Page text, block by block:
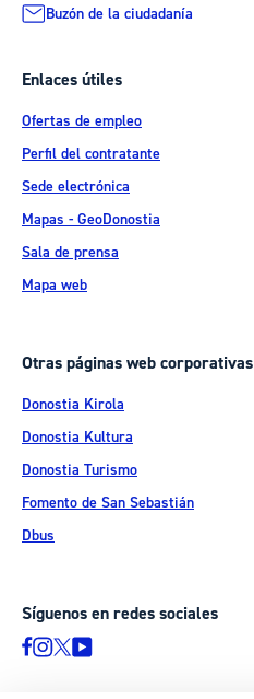
Buzón de la ciudadanía
Enlaces útiles
Ofertas de empleo
Perfil del contratante
Sede electrónica
Mapas - GeoDonostia
Sala de prensa
Mapa web
Otras páginas web corporativas
Donostia Kirola
Donostia Kultura
Donostia Turismo
Fomento de San Sebastián
Dbus
Síguenos en redes sociales